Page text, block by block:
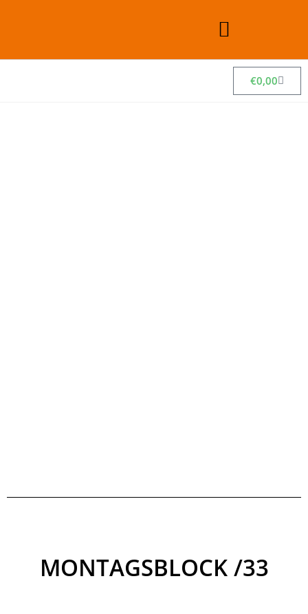
€0,00
MONTAGSBLOCK /33